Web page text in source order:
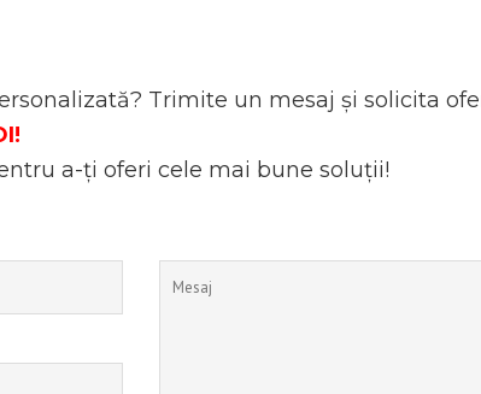
Trimite un mesaj și solicita
a-ți oferi cele mai bune soluții!